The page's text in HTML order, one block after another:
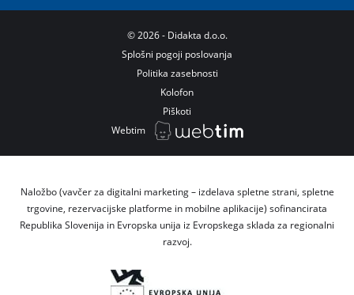
© 2026 - Didakta d.o.o.
Splošni pogoji poslovanja
Politika zasebnosti
Kolofon
Piškoti
Webtim
Naložbo (vavčer za digitalni marketing – izdelava spletne strani, spletne
trgovine, rezervacijske platforme in mobilne aplikacije) sofinancirata
Republika Slovenija in Evropska unija iz Evropskega sklada za regionalni
razvoj.